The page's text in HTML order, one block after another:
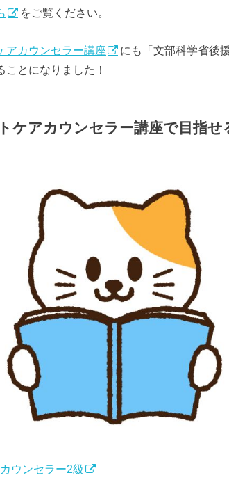
をご覧ください。
アカウンセラー講座
にも「文部科学省後
とになりました！
ケアカウンセラー講座で目指せ
ウンセラー2級